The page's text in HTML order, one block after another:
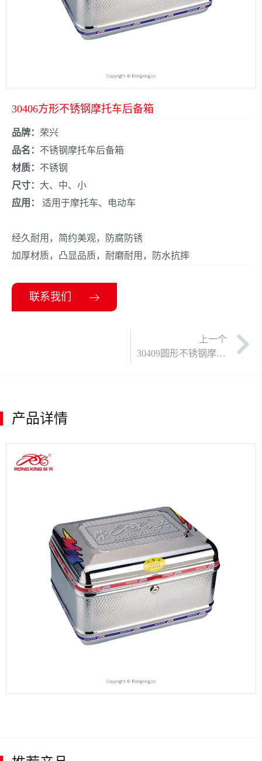
30406方形不锈钢摩托车后备箱
品牌： 荣兴
品名： 不锈钢摩托车后备箱
材质： 不锈钢
尺寸： 大、中、小
应用： 适用于摩托车、电动车
经久耐用，简约美观，防腐防锈
加厚材质，凸显品质，耐磨耐用，防水抗摔
联系我们
上一个
30409圆形不锈钢摩托车后备箱
产品详情